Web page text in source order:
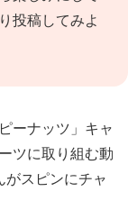
投稿してみよ
ーナッツ」キャ
ツに取り組む動
スピンにチャ